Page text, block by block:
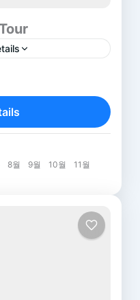
si,
8월 9월 10월
11월